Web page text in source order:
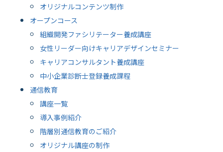
オリジナルコンテンツ制作
オープンコース
組織開発ファシリテーター養成講座
女性リーダー向けキャリアデザインセミナー
キャリアコンサルタント養成講座
中小企業診断士登録養成課程
通信教育
講座一覧
導入事例紹介
階層別通信教育のご紹介
オリジナル講座の制作